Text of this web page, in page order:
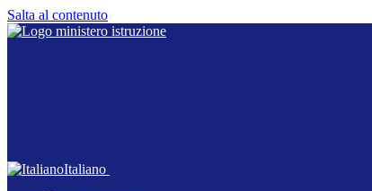
Salta al contenuto
Italiano